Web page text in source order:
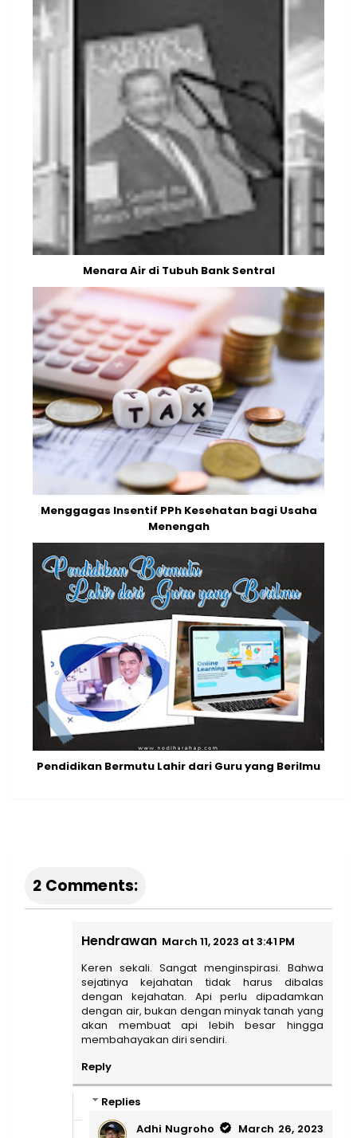
Menara Air di Tubuh Bank Sentral
Menggagas Insentif PPh Kesehatan bagi Usaha
Menengah
Pendidikan Bermutu Lahir dari Guru yang Berilmu
2 Comments:
Hendrawan March 11, 2023 at 3:41 PM
Keren sekali. Sangat menginspirasi. Bahwa
sejatinya kejahatan tidak harus dibalas
dengan kejahatan. Api perlu dipadamkan
dengan air, bukan dengan minyak tanah yang
akan membuat api lebih besar hingga
membahayakan diri sendiri.
Reply
Replies
Adhi Nugroho
March 26, 2023